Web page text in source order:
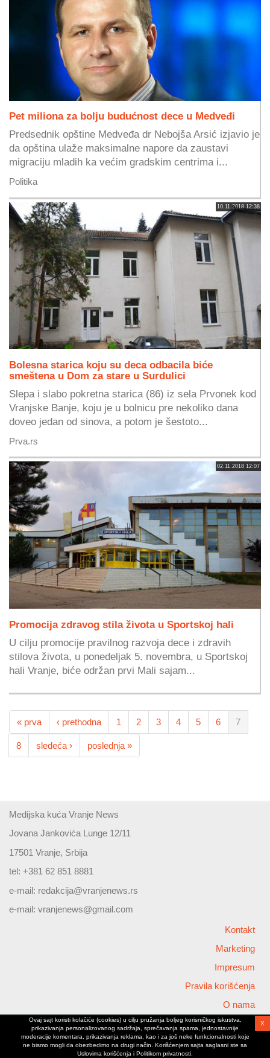
Pet miliona za bolju budućnost dece u Medveđi
Predsednik opštine Medveđa dr Nebojša Arsić izjavio je
da opština ulaže maksimalne napore da zaustavi
migraciju mladih ka većim gradskim centrima i...
Politika
10.11.2018 12:38
Bolesna starica koju su deca odbacila biće
smeštena u Dom za stare u Surdulici
Slepa i slabo pokretna starica (86) iz sela Prvonek kod
Vranjske Banje, koju je u bolnicu pre nekoliko dana
doveo jedan od sinova, a potom je šestoto...
Prva.rs
02.11.2018 12:07
Promocija zdravog stila života u Sportskoj hali
U cilju promocije pravilnog razvoja dece i zdravih
stilova života, u ponedeljak 5. novembra, u Sportskoj
hali Vranje, biće održan prvi Mali sajam...
« prva ‹ prethodna 1 2 3 4 5 6 7
8 sledeća › poslednja »
Medijska kuća Vranje News
Jovana Jankovića Lunge 12/11
17501 Vranje, Srbija
tel: +381 62 851 8881
e-mail: redakcija@vranjenews.rs
e-mail: vranjenews@gmail.com
Kontakt
Marketing
Impresum
Pravila korišćenja
O nama
Copyright © 2026 Vranjenews
All rights reserved
www.vranjenews.rs
Ovaj sajt koristi kolačiće (cookies) u cilju pružanja boljeg korisničkog iskustva,
prikazivanja personalizovanog sadržaja, sprečavanja spama, jednostavnije
moderacije komentara, prikazivanja reklama, kao i za još neke funkcionalnosti koje
ne bismo mogli da obezbedimo na drugi način. Korišćenjem sajta saglasni ste sa
Uslovima korišćenja i Politikom privatnosti.
X